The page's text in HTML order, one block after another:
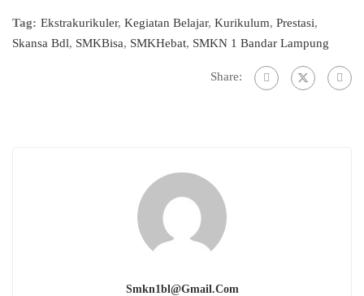
Tag: Ekstrakurikuler, Kegiatan Belajar, Kurikulum, Prestasi,
Skansa Bdl, SMKBisa, SMKHebat, SMKN 1 Bandar Lampung
Share:
Smkn1bl@gmail.com